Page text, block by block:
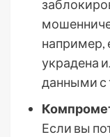
например,
украдена
данными с
Если вы